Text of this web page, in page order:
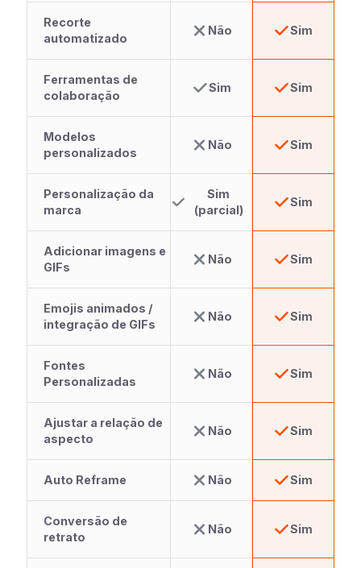
Recorte
automatizado
Não Sim
Ferramentas de
colaboração
Sim Sim
Modelos
personalizados
Não Sim
Personalização da
marca
Sim
(parcial)
Sim
Adicionar imagens e
GIFs
Não Sim
Emojis animados /
integração de GIFs
Não Sim
Fontes
Personalizadas
Não Sim
Ajustar a relação de
aspecto
Não Sim
Auto Reframe Não Sim
Conversão de
retrato
Não Sim